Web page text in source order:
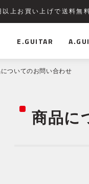
上お買い上げで送料無料
ングクレジット分割48回
E.GUITAR
ついてのお問い合わせ
商品に